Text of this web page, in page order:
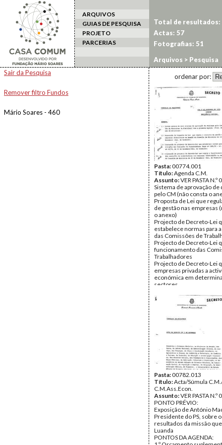
ARQUIVOS
GUIAS DE PESQUISA
PROJETO
PARCERIAS
Arquivos > Pesquisa
Sair da Pesquisa
Remover filtro Fundos
Mário Soares - 460
Total de resultados:
Actas: 57
Fotografias: 51
ordenar por:
Pasta:00774.001
Título:Agenda C.M.
Assunto:VER PASTA N.º
Sistema de aprovação de
pelo CM (não consta o
Proposta de Lei que
de gestão nas empresas
o anexo)
Projecto de Decreto-Lei
estabelece normas para
das Comissões de
Projecto de Decreto-Lei
funcionamento das
Trabalhadores
Projecto de Decreto-Lei
empresas privadas a
económica em
sectores
Comissão para as
Comunidade Económica
Proposta de nomeação
cargo de Administrador
Electricidade de Macau
Projecto de Decreto-Lei
os Corpos
Conselhos de
serviços municipalizados
federações de
orçamentos
Projecto de Decreto-Lei
uma gratificação especial
Forças da GNR
Projecto de Decreto-Lei
transfere os serviços
da Previdência para a
Estado da Saúde e cria
Pasta:00782.013
Título:Acta/Súmula
C.M.Ass.Econ.
Assunto:VER PASTA N.º
PONTO PRÉVIO:
Exposição de António
Presidente do PS, sobre
resultados da missão
Luanda
PONTOS DA AGENDA: